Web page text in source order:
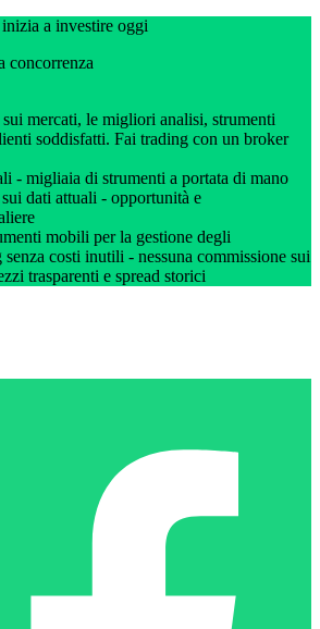
a investire oggi
concorrenza
mercati, le migliori analisi, strumenti
soddisfatti. Fai trading con un broker
- migliaia di strumenti a portata di mano
dati attuali - opportunità e
mobili per la gestione degli
costi inutili - nessuna commissione sui
trasparenti e spread storici